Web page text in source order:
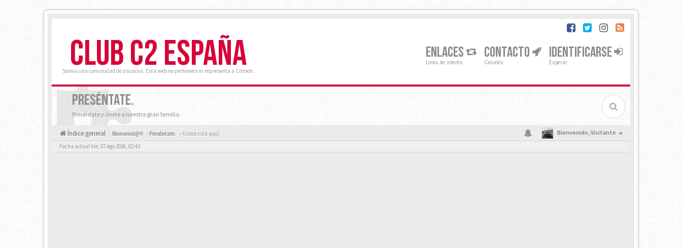
CLUB C2 ESPAÑA
Somos una comunidad de usuarios. Esta web no pertenece ni representa a Citroën.
ENLACES
Links de interés
CONTACTO
Canales
IDENTIFICARSE
Esperar
PRESÉNTATE.
Preséntate y únete a nuestra gran familia.
Índice general Bienvenid@!! Preséntate. « Usted esta aquí Bienvenido,Visitante
Fecha actual Vie, 07 Ago 2026, 02:43